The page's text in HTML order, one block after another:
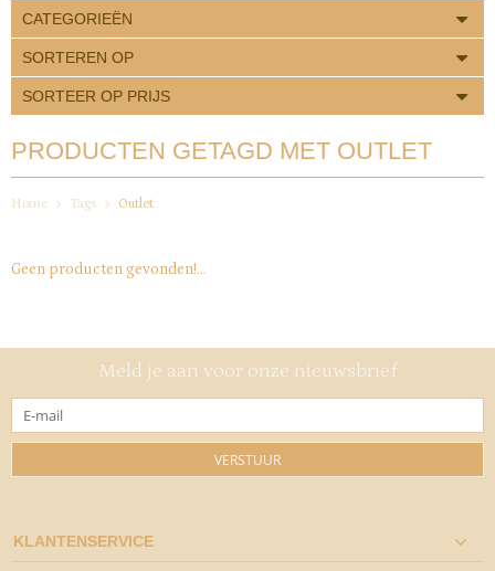
CATEGORIEËN
SORTEREN OP
SORTEER OP PRIJS
PRODUCTEN GETAGD MET OUTLET
Home Tags Outlet
Geen producten gevonden!...
Meld je aan voor onze nieuwsbrief
VERSTUUR
KLANTENSERVICE